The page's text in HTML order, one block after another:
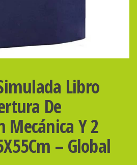
Libro
De
Mecánica Y 2
– Global